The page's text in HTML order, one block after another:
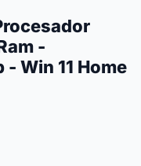
-
Win 11 Home